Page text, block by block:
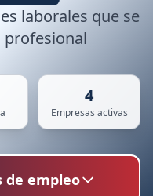
laborales que se
profesional
4
Empresas activas
de empleo